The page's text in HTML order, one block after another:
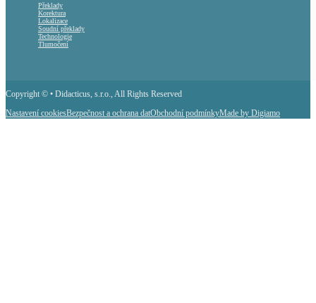
Překlady
Korektura
Lokalizace
Soudní překlady
Technologie
Tlumočení
Copyright © • Didacticus, s.r.o., All Rights Reserved
Nastavení cookiesBezpečnost a ochrana datObchodní podmínkyMade by Digiamo